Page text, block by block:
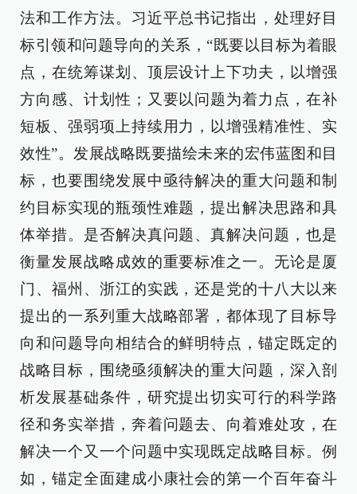
法和工作方法。习近平总书记指出，处理好目
标引领和问题导向的关系，“既要以目标为着眼
点，在统筹谋划、顶层设计上下功夫，以增强
方向感、计划性；又要以问题为着力点，在补
短板、强弱项上持续用力，以增强精准性、实
效性”。发展战略既要描绘未来的宏伟蓝图和目
标，也要围绕发展中亟待解决的重大问题和制
约目标实现的瓶颈性难题，提出解决思路和具
体举措。是否解决真问题、真解决问题，也是
衡量发展战略成效的重要标准之一。无论是厦
门、福州、浙江的实践，还是党的十八大以来
提出的一系列重大战略部署，都体现了目标导
向和问题导向相结合的鲜明特点，锚定既定的
战略目标，围绕亟须解决的重大问题，深入剖
析发展基础条件，研究提出切实可行的科学路
径和务实举措，奔着问题去、向着难处攻，在
解决一个又一个问题中实现既定战略目标。例
如，锚定全面建成小康社会的第一个百年奋斗